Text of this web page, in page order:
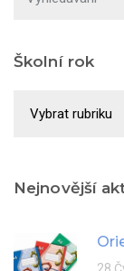
Školní rok
rok
Nejnovější
28